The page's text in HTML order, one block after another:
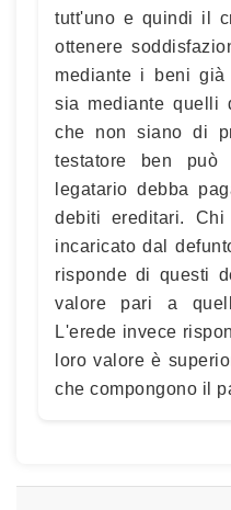
tutt'uno e quindi il
ottenere
mediante i beni
sia mediante quelli
che non siano di
testatore ben può
legatario debba
debiti ereditari.
incaricato dal
risponde di questi
valore pari a
L'erede invece
loro valore è
che compongono il